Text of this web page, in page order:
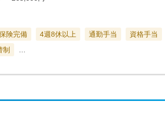
険完備 4週8休以上 通勤手当 資格手当
制